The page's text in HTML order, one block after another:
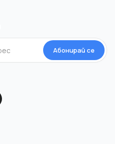
Абонирай се